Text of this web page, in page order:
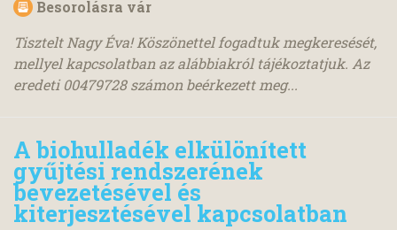
Besorolásra vár
Tisztelt Nagy Éva! Köszönettel fogadtuk megkeresését,
mellyel kapcsolatban az alábbiakról tájékoztatjuk. Az
eredeti 00479728 számon beérkezett meg...
A biohulladék elkülönített
gyűjtési rendszerének
bevezetésével és
kiterjesztésével kapcsolatban